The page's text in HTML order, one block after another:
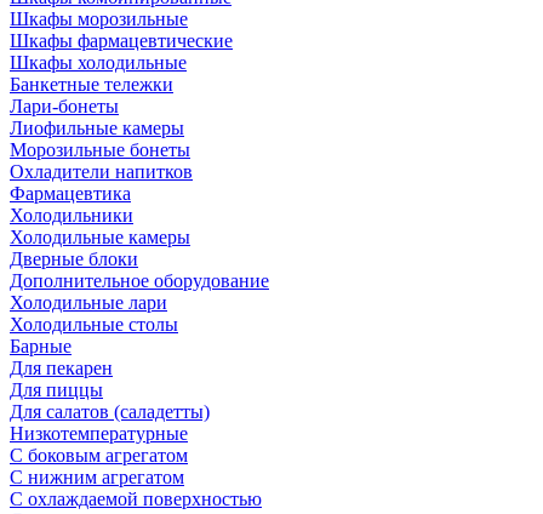
Шкафы морозильные
Шкафы фармацевтические
Шкафы холодильные
Банкетные тележки
Лари-бонеты
Лиофильные камеры
Морозильные бонеты
Охладители напитков
Фармацевтика
Холодильники
Холодильные камеры
Дверные блоки
Дополнительное оборудование
Холодильные лари
Холодильные столы
Барные
Для пекарен
Для пиццы
Для салатов (саладетты)
Низкотемпературные
С боковым агрегатом
С нижним агрегатом
С охлаждаемой поверхностью